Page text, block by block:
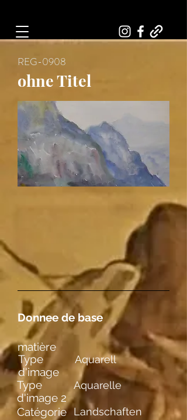
REG-0908
ohne Titel
Donnee de base
Type
d'image
Aquarell
Type
d'image 2
Aquarelle
Catégorie Landschaften
matière